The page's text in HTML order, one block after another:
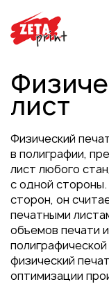
лист
Физический
в полиграфии,
лист любого
с одной стороны.
сторон, он
печатными
объемов печати
физический
оптимизации